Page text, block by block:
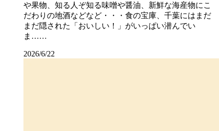
や果物、知る人ぞ知る味噌や醤油、新鮮な海産物にこ
だわりの地酒などなど・・・食の宝庫、千葉にはまだ
まだ隠された「おいしい！」がいっぱい潜んでい
ま……
2026/6/22